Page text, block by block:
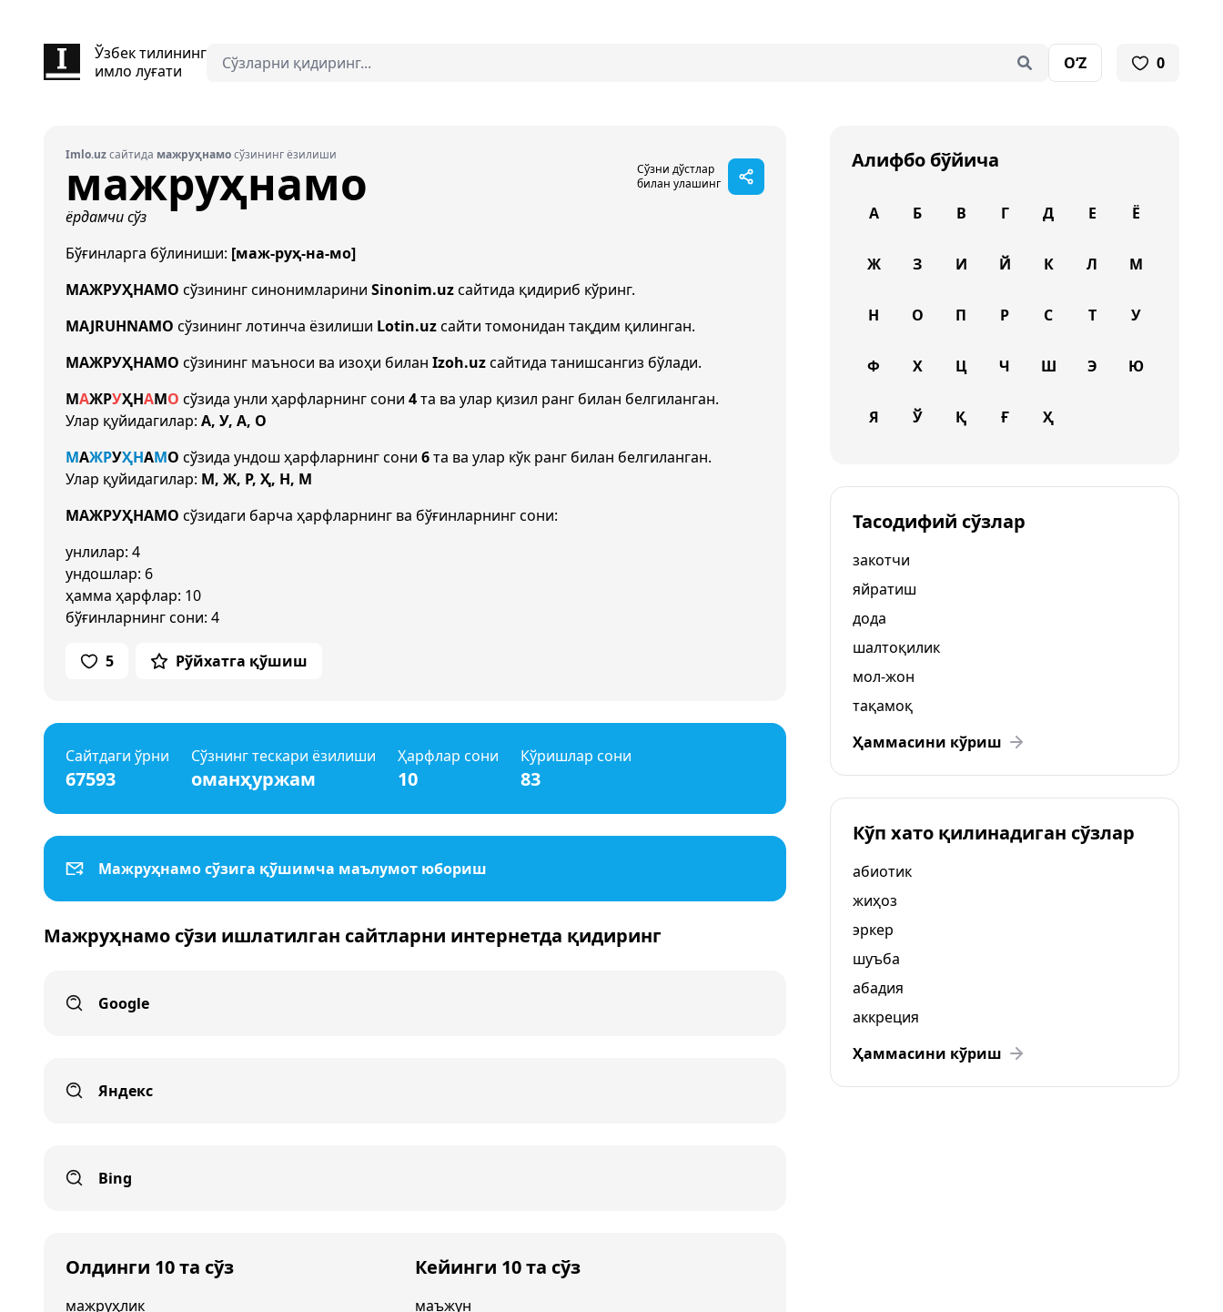
Ўзбек тилининг
имло луғати
O‘Z 0
Imlo.uzсайтида мажруҳнамосўзининг ёзилиши
мажруҳнамо
Сўзни дўстлар
билан улашинг
ёрдамчи сўз
Бўғинларга бўлиниши: [маж-руҳ-на-мо]
МАЖРУҲНАМО сўзининг синонимларини Sinonim.uzсайтида қидириб кўринг.
MAJRUHNAMO сўзининг лотинча ёзилиши Lotin.uzсайти томонидан тақдим қилинган.
МАЖРУҲНАМО сўзининг маъноси ва изоҳи билан Izoh.uzсайтида танишсангиз бўлади.
МАЖРУҲНАМО сўзида унли ҳарфларнинг сони 4та ва улар қизил ранг билан белгиланган.
Улар қуйидагилар: А, У, А, О
МАЖРУҲНАМО сўзида ундош ҳарфларнинг сони 6та ва улар кўк ранг билан белгиланган.
Улар қуйидагилар: М, Ж, Р, Ҳ, Н, М
МАЖРУҲНАМО сўзидаги барча ҳарфларнинг ва бўғинларнинг сони:
унлилар: 4
ундошлар: 6
ҳамма ҳарфлар: 10
бўғинларнинг сони: 4
5 Рўйхатга қўшиш
Сайтдаги ўрни
67593
Сўзнинг тескари ёзилиши
оманҳуржам
Ҳарфлар сони
10
Кўришлар сони
83
Мажруҳнамо сўзига қўшимча маълумот юбориш
Мажруҳнамо сўзи ишлатилган сайтларни интернетда қидиринг
Google
Яндекс
Bing
Олдинги 10 та сўз
мажруҳлик
Кейинги 10 та сўз
маъжун
Алифбо бўйича
А Б В Г Д Е Ё
Ж З И Й К Л М
Н О П Р С Т У
Ф Х Ц Ч Ш Э Ю
Я Ў Қ Ғ Ҳ
Тасодифий сўзлар
закотчи
яйратиш
дода
шалтоқилик
мол-жон
тақамоқ
Ҳаммасини кўриш
Кўп хато қилинадиган сўзлар
абиотик
жиҳоз
эркер
шуъба
абадия
аккреция
Ҳаммасини кўриш